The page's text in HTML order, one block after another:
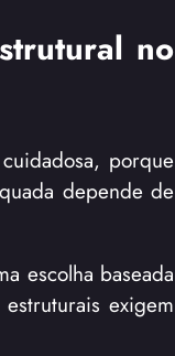
no
porque
depende de
escolha baseada
exigem